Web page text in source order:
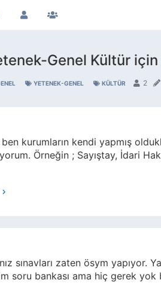
Genel Kültür
YETENEK-GENEL KÜLTÜR 2
kurumların kendi yapmış
Örneğin ; Sayıştay, İdari
sınavları zaten ösym yapıyor.
soru bankası ama hiç gerek yok